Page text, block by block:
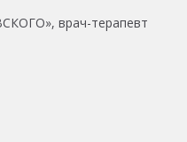
врач-терапевт